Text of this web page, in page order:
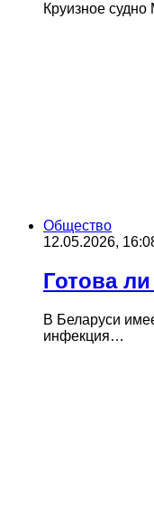
Круизное
Общество
12.05.2026,
Готова
В Беларуси
инфекция…